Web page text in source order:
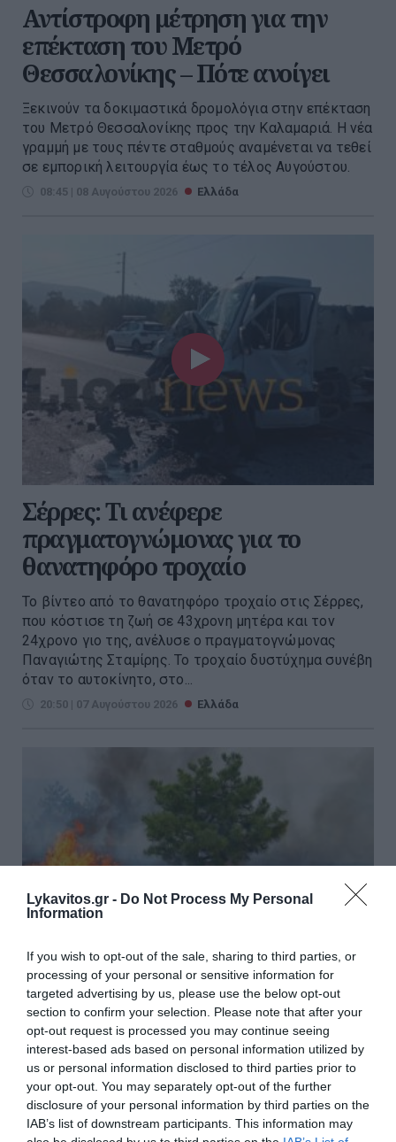
Lykavitos.gr - Do Not Process My Personal
Information
If you wish to opt-out of the sale, sharing to third parties, or
processing of your personal or sensitive information for
targeted advertising by us, please use the below opt-out
section to confirm your selection. Please note that after your
opt-out request is processed you may continue seeing
interest-based ads based on personal information utilized by
us or personal information disclosed to third parties prior to
your opt-out. You may separately opt-out of the further
disclosure of your personal information by third parties on the
IAB’s list of downstream participants. This information may
Αντίστροφη μέτρηση για την
επέκταση του Μετρό
Θεσσαλονίκης – Πότε ανοίγει
Ξεκινούν τα δοκιμαστικά δρομολόγια στην επέκταση
του Μετρό Θεσσαλονίκης προς την Καλαμαριά. Η νέα
γραμμή με τους πέντε σταθμούς αναμένεται να τεθεί
σε εμπορική λειτουργία έως το τέλος Αυγούστου.
08:45 | 08 Αυγούστου 2026 Ελλάδα
Σέρρες: Τι ανέφερε
πραγματογνώμονας για το
θανατηφόρο τροχαίο
Το βίντεο από το θανατηφόρο τροχαίο στις Σέρρες,
που κόστισε τη ζωή σε 43χρονη μητέρα και τον
24χρονο γιο της, ανέλυσε ο πραγματογνώμονας
Παναγιώτης Σταμίρης. Το τροχαίο δυστύχημα συνέβη
όταν το αυτοκίνητο, στο...
20:50 | 07 Αυγούστου 2026 Ελλάδα
Πυρκαγιά σε χαμηλή βλάστηση
στο Μαρκόπουλο Αττικής
Φωτιά εκδηλώθηκε το απόγευμα σε έκταση με
χαμηλή βλάστηση στο Μαρκόπουλο Μεσογαίας στην
Αττική. Σύμφωνα με την Πυροσβεστική, η πυρκαγιά